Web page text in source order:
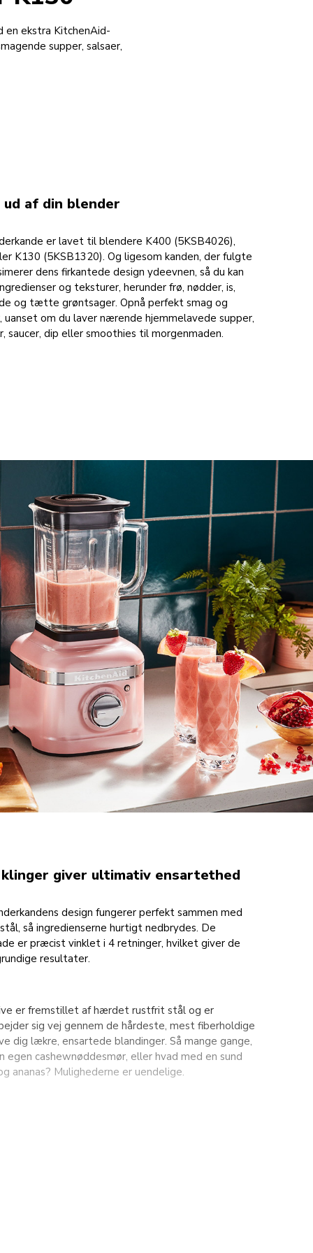
en ekstra KitchenAid-
supper, salsaer,
af din blender
er lavet til blendere K400 (5KSB4026),
K130 (5KSB1320). Og ligesom kanden, der fulgte
dens firkantede design ydeevnen, så du kan
og teksturer, herunder frø, nødder, is,
og tætte grøntsager. Opnå perfekt smag og
om du laver nærende hjemmelavede supper,
saucer, dip eller smoothies til morgenmaden.
giver ultimativ ensartethed
design fungerer perfekt sammen med
så ingredienserne hurtigt nedbrydes. De
er præcist vinklet i 4 retninger, hvilket giver de
resultater.
er fremstillet af hærdet rustfrit stål og er
sig vej gennem de hårdeste, mest fiberholdige
dig lækre, ensartede blandinger. Så mange gange,
egen cashewnøddesmør, eller hvad med en sund
ananas? Mulighederne er uendelige.